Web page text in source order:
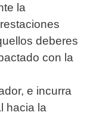
la
deberes
con la
e incurra
hacia la